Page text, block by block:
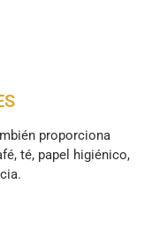
proporciona
té, papel higiénico,